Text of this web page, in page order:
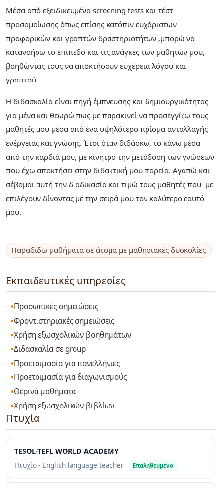
Μέσα από εξειδικευμένα screening tests και τέστ
προσομοίωσης όπως επίσης κατόπιν ευχάριστων
προφορικών και γραπτών δραστηριοτήτων ,μπορώ να
κατανοήσω το επίπεδο και τις ανάγκες των μαθητών μου,
βοηθώντας τους να αποκτήσουν ευχέρεια λόγου και
γραπτού.
Η διδασκαλία είναι πηγή έμπνευσης και δημιουργικότητας
για μένα και θεωρώ πως με παρακινεί να προσεγγίζω τους
μαθητές μου μέσα από ένα υψηλότερο πρίσμα ανταλλαγής
ενέργειας και γνώσης. Έτσι όταν διδάσκω, το κάνω μέσα
από την καρδιά μου, με κίνητρο την μετάδοση των γνώσεων
που έχω αποκτήσει στην διδακτική μου πορεία. Αγαπώ και
σέβομαι αυτή την διαδικασία και τιμώ τους μαθητές που με
επιλέγουν δίνοντας με την σειρά μου τον καλύτερο εαυτό
μου.
Παραδίδω μαθήματα σε άτομα με μαθησιακές δυσκολίες
Εκπαιδευτικές υπηρεσίες
Προσωπικές σημειώσεις
Φροντιστηριακές σημειώσεις
Χρήση εξωσχολικών βοηθημάτων
Διδασκαλία σε group
Προετοιμασία για πανελλήνιες
Προετοιμασία για διαγωνισμούς
Θερινά μαθήματα
Χρήση εξωσχολικών βιβλίων
Πτυχία
TESOL-TEFL WORLD ACADEMY
Πτυχίο - English language teacher
Επαληθευμένο